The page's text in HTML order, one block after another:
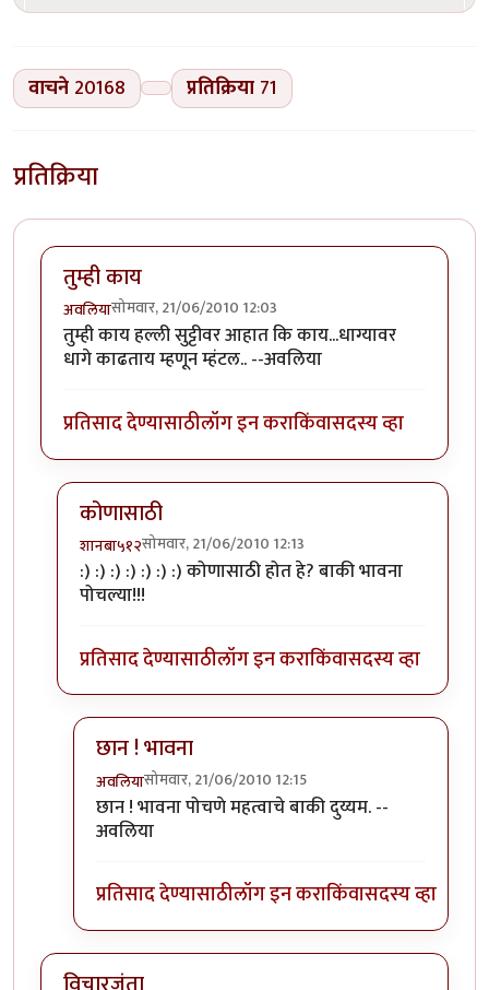
वाचने 20168 प्रतिक्रिया 71
प्रतिक्रिया
तुम्ही काय
अवलियासोमवार, 21/06/2010 12:03
तुम्ही काय हल्ली सुट्टीवर आहात कि काय...धाग्यावर
धागे काढताय म्हणून म्हंटल.. --अवलिया
प्रतिसाद देण्यासाठीलॉग इन कराकिंवासदस्य व्हा
कोणासाठी
शानबा५१२सोमवार, 21/06/2010 12:13
In reply toतुम्ही कायbyअवलिया
:) :) :) :) :) :) :) कोणासाठी होत हे? बाकी भावना
पोचल्या!!!
प्रतिसाद देण्यासाठीलॉग इन कराकिंवासदस्य व्हा
छान ! भावना
अवलियासोमवार, 21/06/2010 12:15
In reply toकोणासाठीbyशानबा५१२
छान ! भावना पोचणे महत्वाचे बाकी दुय्यम. --
अवलिया
प्रतिसाद देण्यासाठीलॉग इन कराकिंवासदस्य व्हा